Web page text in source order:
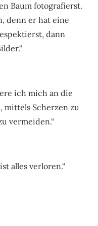
Baum fotografierst.
denn er hat eine
dann
ich mich an die
Scherzen zu
vermeiden.“
alles verloren.“